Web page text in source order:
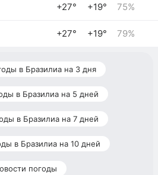
+27° +19° 75%
+27° +19° 79%
в Бразилиа на 3 дня
в Бразилиа на 5 дней
в Бразилиа на 7 дней
в Бразилиа на 10 дней
погоды